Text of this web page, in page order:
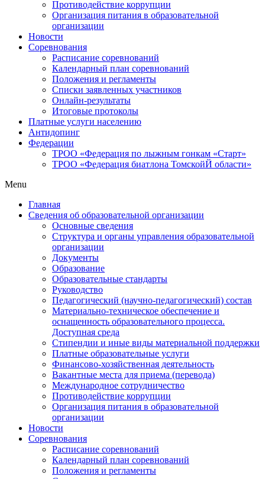
Противодействие коррупции
Организация питания в образовательной
организации
Новости
Соревнования
Расписание соревнований
Календарный план соревнований
Положения и регламенты
Списки заявленных участников
Онлайн-результаты
Итоговые протоколы
Платные услуги населению
Антидопинг
Федерации
ТРОО «Федерация по лыжным гонкам «Старт»
ТРОО «Федерация биатлона ТомскойЙ области»
Menu
Главная
Сведения об образовательной организации
Основные сведения
Структура и органы управления образовательной
организации
Документы
Образование
Образовательные стандарты
Руководство
Педагогический (научно-педагогический) состав
Материально-техническое обеспечение и
оснащенность образовательного процесса.
Доступная среда
Стипендии и иные виды материальной поддержки
Платные образовательные услуги
Финансово-хозяйственная деятельность
Вакантные места для приема (перевода)
Международное сотрудничество
Противодействие коррупции
Организация питания в образовательной
организации
Новости
Соревнования
Расписание соревнований
Календарный план соревнований
Положения и регламенты